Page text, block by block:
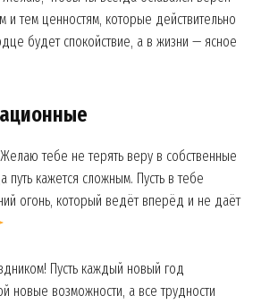
и тем ценностям, которые действительно
будет спокойствие, а в жизни — ясное
тебе не терять веру в собственные
путь кажется сложным. Пусть в тебе
огонь, который ведёт вперёд и не даёт
Пусть каждый новый год
новые возможности, а все трудности